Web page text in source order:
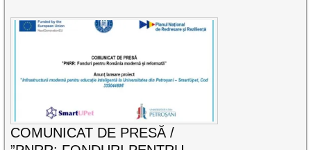
COMUNICAT DE PRESĂ /